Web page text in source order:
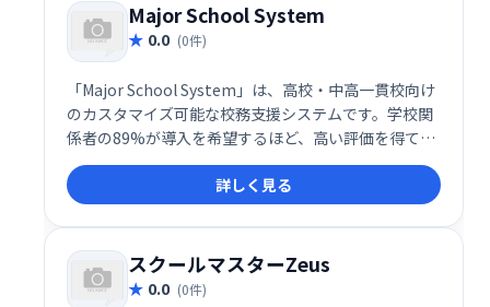
Major School System
0.0 (0件)
「Major School System」は、高校・中高一貫校向け
のカスタマイズ可能な校務支援システムです。学校関
係者の89%が導入を希望するほど、高い評価を得てい
ます。柔軟性と高機能性を兼ね備え、学校業務の効率
化を強力にサポートします。煩雑な業務を軽減し、教
職員の負担を減らし、教育活動に集中できる環境づく
りを実現します。
詳しく見る
スクールマスターZeus
0.0 (0件)